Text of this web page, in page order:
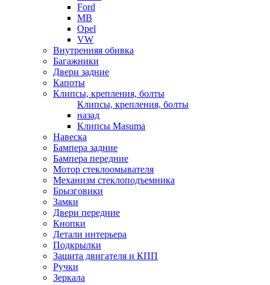
Ford
MB
Opel
VW
Внутренняя обивка
Багажники
Двери задние
Капоты
Клипсы, крепления, болты
Клипсы, крепления, болты
назад
Клипсы Masuma
Навеска
Бампера задние
Бампера передние
Мотор стеклоомывателя
Механизм стеклоподъемника
Брызговики
Замки
Двери передние
Кнопки
Детали интерьера
Подкрылки
Защита двигателя и КПП
Ручки
Зеркала